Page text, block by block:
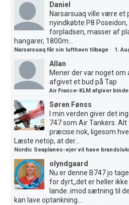
Daniel
Narsarsuaq ville være et
nyindkøbte P8
forpladsen, masser af
hangarer, 1800m...
Narsarsuaq får sin lufthavn tilbage · 1.
Allan
Mener der var noget
afgivet et bud på Tap
Air France-KLM afgiver
Søren Fønss
I min verden giver det
747 som Air Tankers.
præcise nok, ligesom
Læste netop, at der...
Nordic Seaplanes-ejer vil have
olyndgaard
Nu er denne B747 jo
for dyrt,,det er heller
lande..imod sætning til
kan lave optankning...